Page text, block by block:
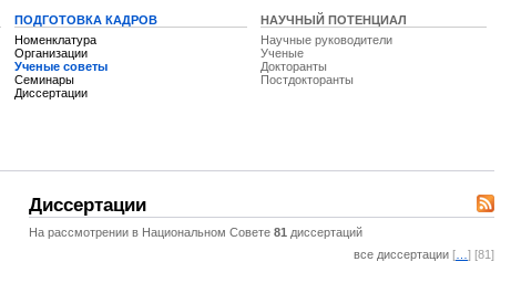
ПОДГОТОВКА КАДРОВ
Номенклатура
Организации
Ученые советы
Семинары
Диссертации
НАУЧНЫЙ ПОТЕНЦИАЛ
Научные руководители
Ученые
Докторанты
Постдокторанты
Диссертации
На рассмотрении в Национальном Совете 81 диссертаций
все диссертации [ ] [81]